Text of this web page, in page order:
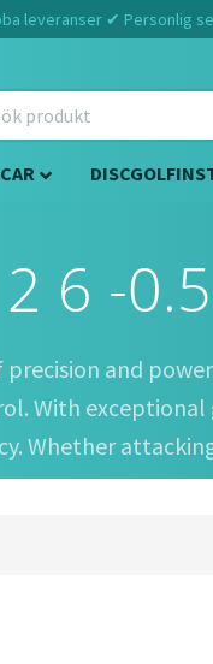
leveranser ✔ Personlig
6 -
precision and
With
Whether
Max